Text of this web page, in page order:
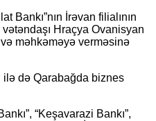
Bankı”nın İrəvan filialının
Hraçya Ovanisyan
və məhkəməyə verməsinə
ilə də Qarabağda biznes
“Keşavarazi Bankı”,